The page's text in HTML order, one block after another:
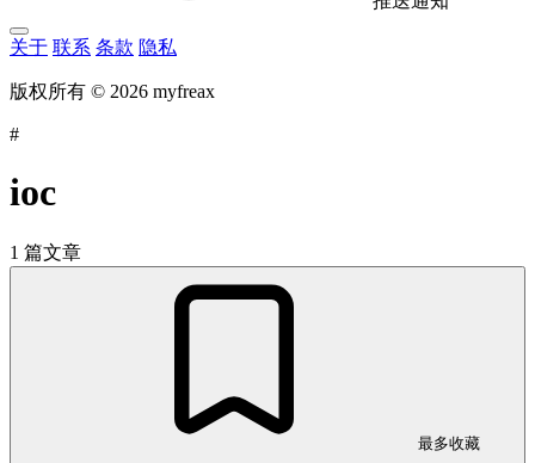
关于 联系 条款 隐私
版权所有 © 2026 myfreax
#
ioc
1 篇文章
最多收藏